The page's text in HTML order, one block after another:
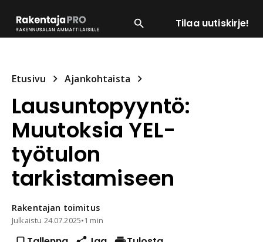
Tilaa uutiskirje!
Etusivu Ajankohtaista
Lausuntopyyntö:
Muutoksia YEL-
työtulon
tarkistamiseen
Rakentajan toimitus
Julkaistu 24.07.2025•1 min